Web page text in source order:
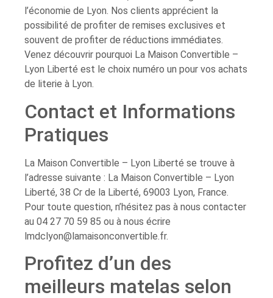
l’économie de Lyon. Nos clients apprécient la
possibilité de profiter de remises exclusives et
souvent de profiter de réductions immédiates.
Venez découvrir pourquoi La Maison Convertible –
Lyon Liberté est le choix numéro un pour vos achats
de literie à Lyon.
Contact et Informations
Pratiques
La Maison Convertible – Lyon Liberté se trouve à
l’adresse suivante : La Maison Convertible – Lyon
Liberté, 38 Cr de la Liberté, 69003 Lyon, France.
Pour toute question, n’hésitez pas à nous contacter
au 04 27 70 59 85 ou à nous écrire
lmdclyon@lamaisonconvertible.fr.
Profitez d’un des
meilleurs matelas selon